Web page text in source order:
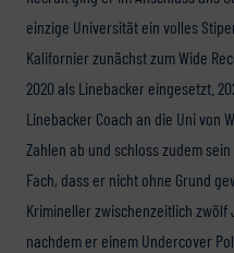
einzige Universität ein volles
Kalifornier zunächst zum Wide
2020 als Linebacker eingesetzt.
Linebacker Coach an die Uni von
Zahlen ab und schloss zudem
Fach, dass er nicht ohne Grund
Krimineller zwischenzeitlich
nachdem er einem Undercover